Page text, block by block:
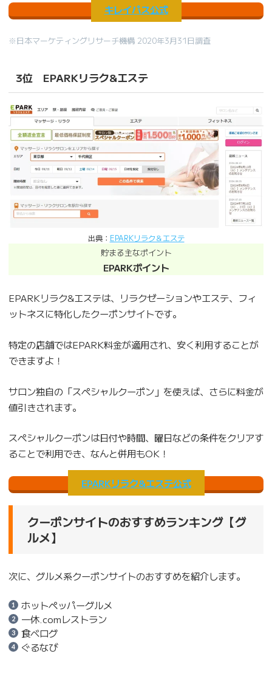
キレイパス公式
※日本マーケティングリサーチ機構 2020年3月31日調査
3位 EPARKリラク&エステ
出典： EPARKリラク＆エステ
貯まる主なポイント
EPARKポイント
EPARKリラク&エステは、リラクゼーションやエステ、フィ
ットネスに特化したクーポンサイトです。
特定の店舗ではEPARK料金が適用され、安く利用することが
できますよ！
サロン独自の「スペシャルクーポン」を使えば、さらに料金が
値引きされます。
スペシャルクーポンは日付や時間、曜日などの条件をクリアす
ることで利用でき、なんと併用もOK！
EPARKリラク&エステ公式
クーポンサイトのおすすめランキング【グ
ルメ】
次に、グルメ系クーポンサイトのおすすめを紹介します。
ホットペッパーグルメ
一休.comレストラン
食べログ
ぐるなび